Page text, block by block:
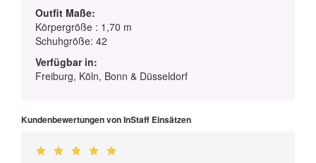
Outfit Maße:
Körpergröße : 1,70 m
Schuhgröße: 42
Verfügbar in:
Freiburg, Köln, Bonn & Düsseldorf
Kundenbewertungen von InStaff Einsätzen